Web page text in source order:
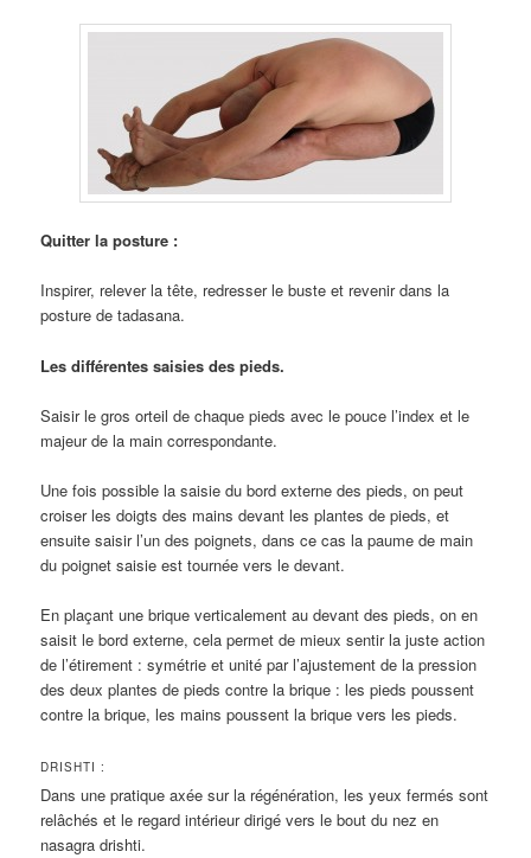
Quitter la posture :
Inspirer, relever la tête, redresser le buste et revenir dans la
posture de tadasana.
Les différentes saisies des pieds.
Saisir le gros orteil de chaque pieds avec le pouce l’index et le
majeur de la main correspondante.
Une fois possible la saisie du bord externe des pieds, on peut
croiser les doigts des mains devant les plantes de pieds, et
ensuite saisir l’un des poignets, dans ce cas la paume de main
du poignet saisie est tournée vers le devant.
En plaçant une brique verticalement au devant des pieds, on en
saisit le bord externe, cela permet de mieux sentir la juste action
de l’étirement : symétrie et unité par l’ajustement de la pression
des deux plantes de pieds contre la brique : les pieds poussent
contre la brique, les mains poussent la brique vers les pieds.
DRISHTI :
Dans une pratique axée sur la régénération, les yeux fermés sont
relâchés et le regard intérieur dirigé vers le bout du nez en
nasagra drishti.